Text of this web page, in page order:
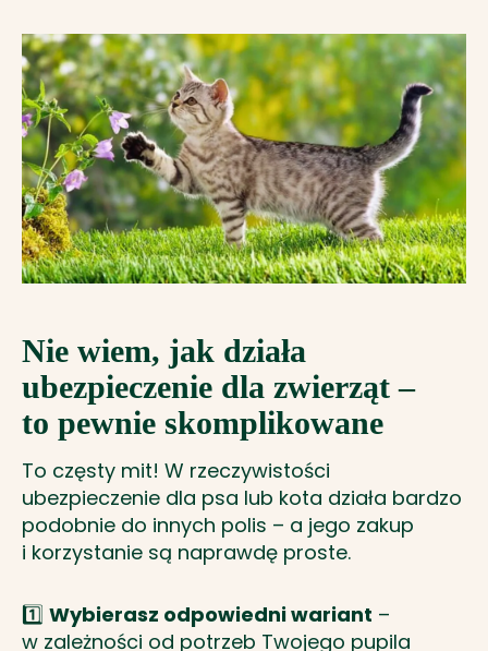
Nie wiem, jak działa
ubezpieczenie dla zwierząt –
to pewnie skomplikowane
To częsty mit! W rzeczywistości
ubezpieczenie dla psa lub kota działa bardzo
podobnie do innych polis – a jego zakup
i korzystanie są naprawdę proste.
1️⃣ Wybierasz odpowiedni wariant –
w zależności od potrzeb Twojego pupila